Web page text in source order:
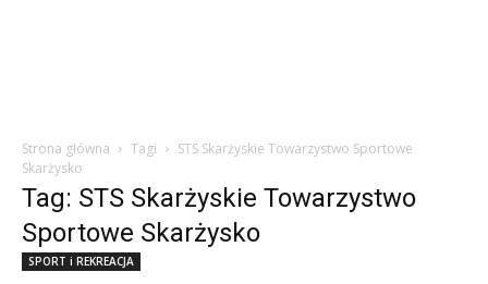
Strona główna Tagi
STS Skarżyskie Towarzystwo Sportowe
Skarżysko
Tag: STS Skarżyskie Towarzystwo
Sportowe Skarżysko
SPORT i REKREACJA